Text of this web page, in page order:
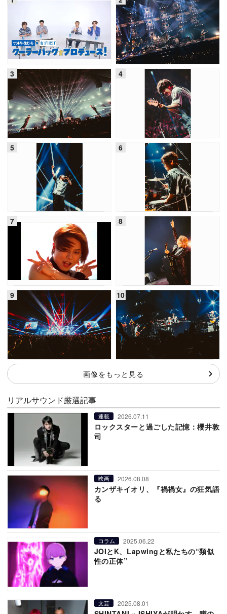
画像をもっと見る
リアルサウンド厳選記事
連載 2026.07.11
ロックスターと過ごした記憶：櫻井敦
司
映画 2026.08.08
カンザキイオリ、『禍禍女』の狂気語
る
コラム 2025.06.22
JOIとK、Lapwingと私たちの“類似
性の正体”
文芸 2025.08.01